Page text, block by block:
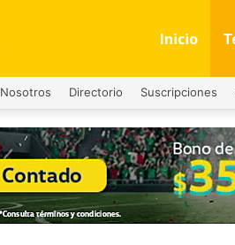
Inicio
Nosotros Directorio Suscripciones